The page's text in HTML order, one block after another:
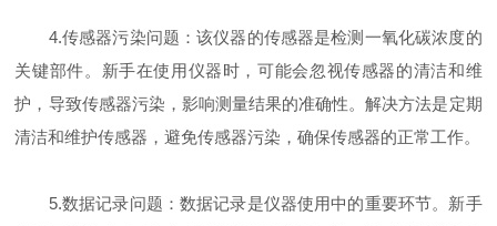
4.传感器污染问题：该仪器的传感器是检测一氧化碳浓度的
关键部件。新手在使用仪器时，可能会忽视传感器的清洁和维
护，导致传感器污染，影响测量结果的准确性。解决方法是定期
清洁和维护传感器，避免传感器污染，确保传感器的正常工作。
5.数据记录问题：数据记录是仪器使用中的重要环节。新手